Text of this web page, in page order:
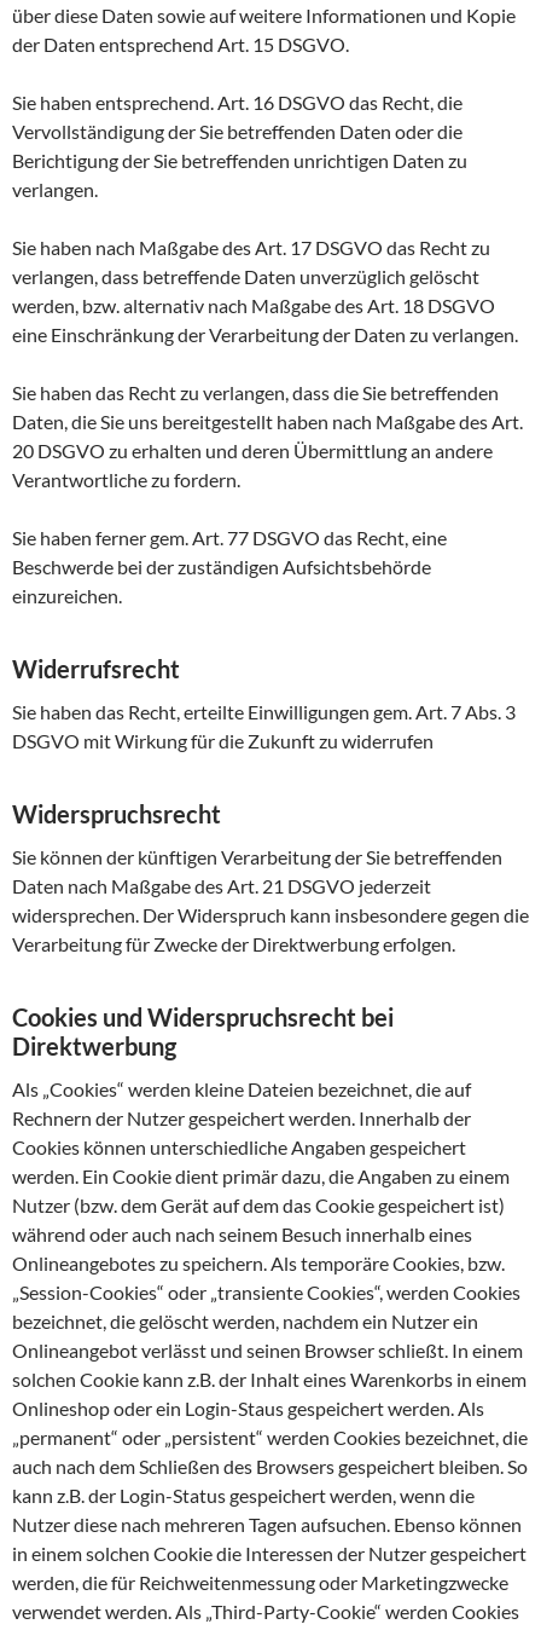
über diese Daten sowie auf weitere Informationen und Kopie
der Daten entsprechend Art. 15 DSGVO.
Sie haben entsprechend. Art. 16 DSGVO das Recht, die
Vervollständigung der Sie betreffenden Daten oder die
Berichtigung der Sie betreffenden unrichtigen Daten zu
verlangen.
Sie haben nach Maßgabe des Art. 17 DSGVO das Recht zu
verlangen, dass betreffende Daten unverzüglich gelöscht
werden, bzw. alternativ nach Maßgabe des Art. 18 DSGVO
eine Einschränkung der Verarbeitung der Daten zu verlangen.
Sie haben das Recht zu verlangen, dass die Sie betreffenden
Daten, die Sie uns bereitgestellt haben nach Maßgabe des Art.
20 DSGVO zu erhalten und deren Übermittlung an andere
Verantwortliche zu fordern.
Sie haben ferner gem. Art. 77 DSGVO das Recht, eine
Beschwerde bei der zuständigen Aufsichtsbehörde
einzureichen.
Widerrufsrecht
Sie haben das Recht, erteilte Einwilligungen gem. Art. 7 Abs. 3
DSGVO mit Wirkung für die Zukunft zu widerrufen
Widerspruchsrecht
Sie können der künftigen Verarbeitung der Sie betreffenden
Daten nach Maßgabe des Art. 21 DSGVO jederzeit
widersprechen. Der Widerspruch kann insbesondere gegen die
Verarbeitung für Zwecke der Direktwerbung erfolgen.
Cookies und Widerspruchsrecht bei
Direktwerbung
Als „Cookies“ werden kleine Dateien bezeichnet, die auf
Rechnern der Nutzer gespeichert werden. Innerhalb der
Cookies können unterschiedliche Angaben gespeichert
werden. Ein Cookie dient primär dazu, die Angaben zu einem
Nutzer (bzw. dem Gerät auf dem das Cookie gespeichert ist)
während oder auch nach seinem Besuch innerhalb eines
Onlineangebotes zu speichern. Als temporäre Cookies, bzw.
„Session-Cookies“ oder „transiente Cookies“, werden Cookies
bezeichnet, die gelöscht werden, nachdem ein Nutzer ein
Onlineangebot verlässt und seinen Browser schließt. In einem
solchen Cookie kann z.B. der Inhalt eines Warenkorbs in einem
Onlineshop oder ein Login-Staus gespeichert werden. Als
„permanent“ oder „persistent“ werden Cookies bezeichnet, die
auch nach dem Schließen des Browsers gespeichert bleiben. So
kann z.B. der Login-Status gespeichert werden, wenn die
Nutzer diese nach mehreren Tagen aufsuchen. Ebenso können
in einem solchen Cookie die Interessen der Nutzer gespeichert
werden, die für Reichweitenmessung oder Marketingzwecke
verwendet werden. Als „Third-Party-Cookie“ werden Cookies